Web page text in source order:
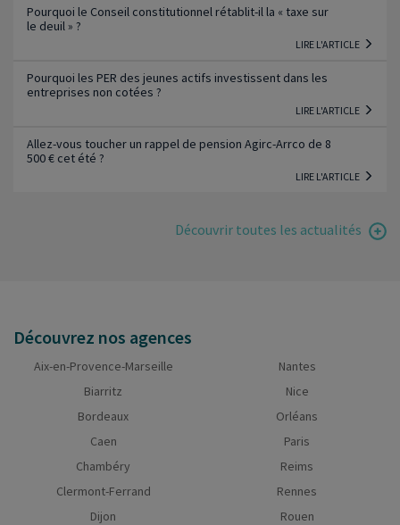
Pourquoi le Conseil constitutionnel rétablit-il la « taxe sur
le deuil » ?
LIRE L'ARTICLE
Pourquoi les PER des jeunes actifs investissent dans les
entreprises non cotées ?
LIRE L'ARTICLE
Allez-vous toucher un rappel de pension Agirc-Arrco de 8
500 € cet été ?
LIRE L'ARTICLE
Découvrir toutes les actualités
Découvrez nos agences
Aix-en-Provence-Marseille
Biarritz
Bordeaux
Caen
Chambéry
Clermont-Ferrand
Dijon
Nantes
Nice
Orléans
Paris
Reims
Rennes
Rouen